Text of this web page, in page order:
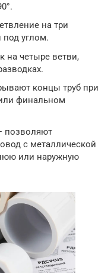
на три
углом.
на четыре ветви,
концы труб при
финальном
позволяют
с металлической
или наружную